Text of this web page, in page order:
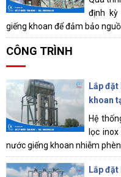
định
giếng khoan để đảm bảo
CÔNG TRÌNH
Lắp
khoan
Hệ
lọc
nước giếng khoan nhiễm
Lắp